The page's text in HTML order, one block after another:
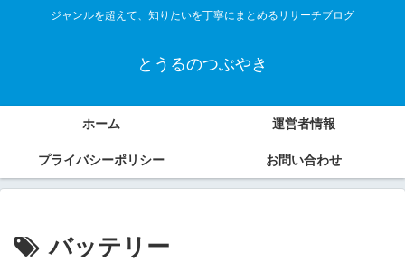
ジャンルを超えて、知りたいを丁寧にまとめるリサーチブログ
とうるのつぶやき
ホーム 運営者情報
プライバシーポリシー お問い合わせ
バッテリー